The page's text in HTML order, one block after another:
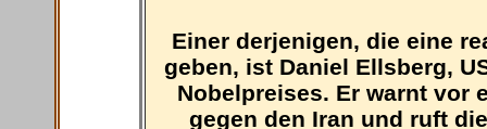
Einer derjenigen, die eine
geben, ist Daniel Ellsberg,
Nobelpreises. Er warnt vor
gegen den Iran und ruft